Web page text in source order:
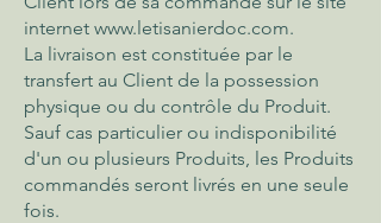
internet www.letisanierdoc.com.
La livraison est constituée par le
transfert au Client de la possession
physique ou du contrôle du Produit.
Sauf cas particulier ou indisponibilité
d'un ou plusieurs Produits, les Produits
commandés seront livrés en une seule
fois.